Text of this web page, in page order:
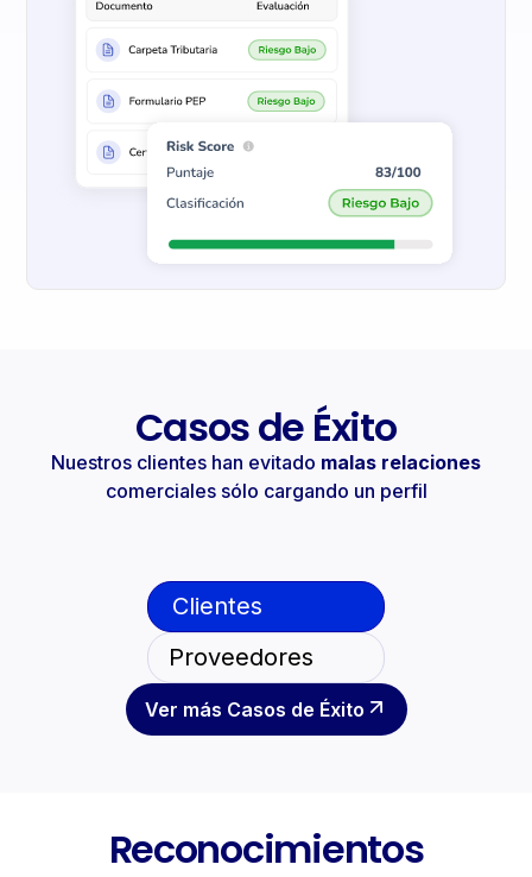
Casos de Éxito
Nuestros clientes han evitado malas relaciones
comerciales sólo cargando un perfil
Clientes
Proveedores
Ver más Casos de Éxito
Reconocimientos